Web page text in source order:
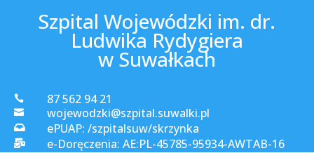
Szpital Wojewódzki im. dr.
Ludwika Rydygiera
w Suwałkach
 87 562 94 21
 wojewodzki@szpital.suwalki.pl
 ePUAP: /szpitalsuw/skrzynka
 e-Doręczenia: AE:PL-45785-95934-AWTAB-16